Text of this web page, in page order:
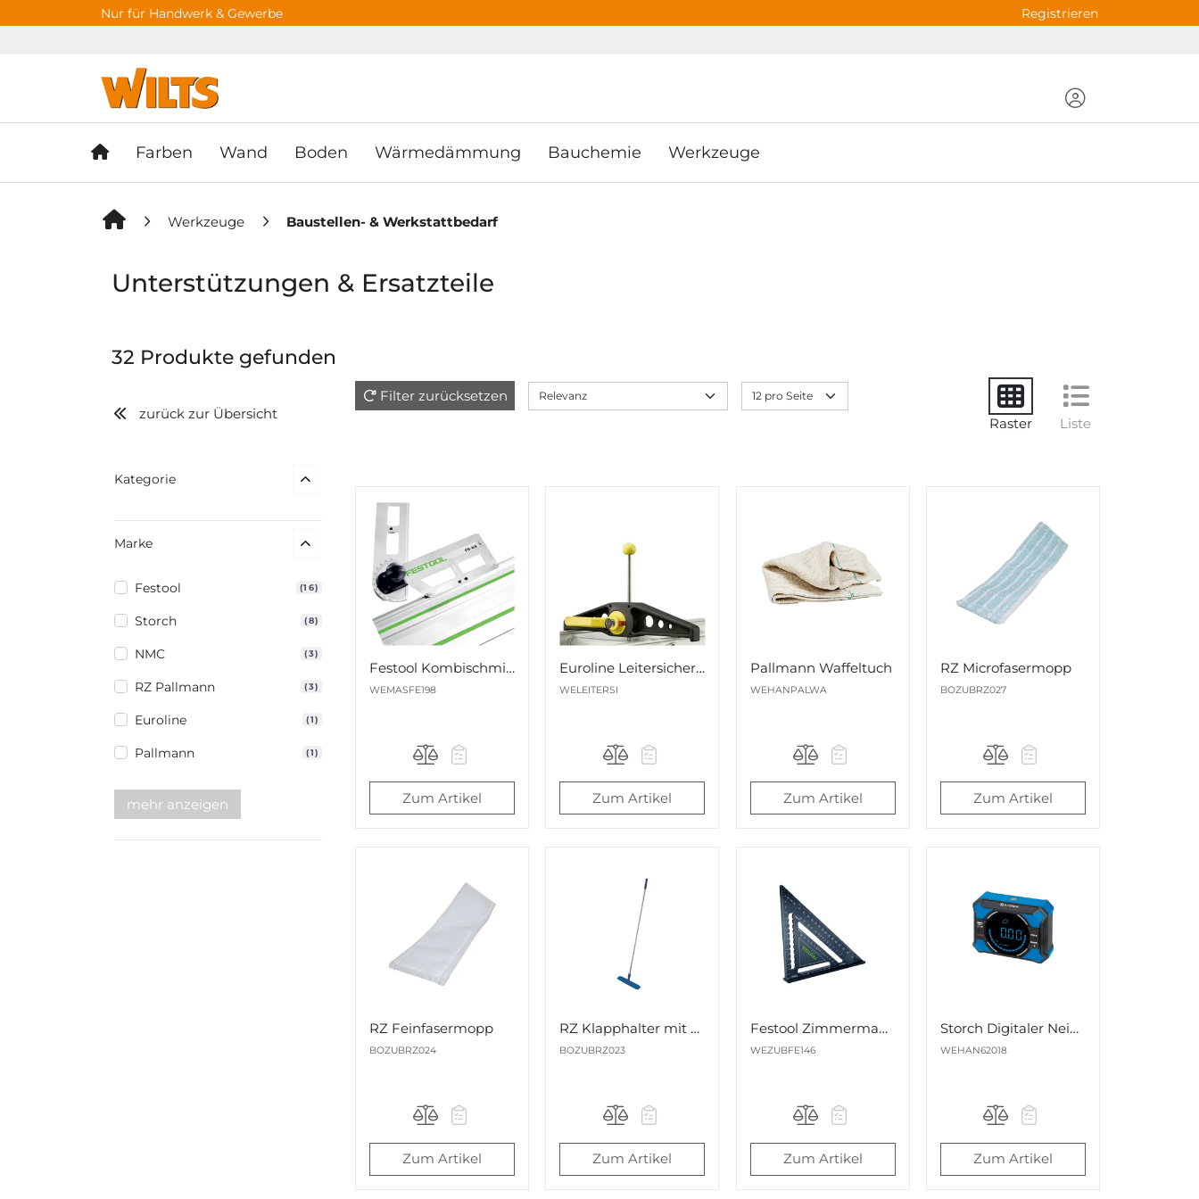
Springe zu Hauptinhalt Springe zum Header
Nur für Handwerk & Gewerbe Registrieren
Farben Wand Boden Wärmedämmung Bauchemie Werkzeuge
Werkzeuge Baustellen- & Werkstattbedarf
Unterstützungen & Ersatzteile
32 Produkte gefunden
zurück zur Übersicht
Kategorie
Marke
Festool (16)
Storch (8)
NMC (3)
RZ Pallmann (3)
Euroline (1)
Pallmann (1)
mehr anzeigen
Filter zurücksetzen
Raster
Liste
Festool Kombischmiege FS-KS für FS/2
WEMASFE198
Zum Artikel
Euroline Leitersicherung für Dachgepäckträger Nr. 4990019
WELEITERSI
Zum Artikel
Pallmann Waffeltuch
WEHANPALWA
Zum Artikel
RZ Microfasermopp
BOZUBRZ027
Zum Artikel
RZ Feinfasermopp
BOZUBRZ024
Zum Artikel
RZ Klapphalter mit Teleskop-Alustiel
BOZUBRZ023
Zum Artikel
Festool Zimmermannswinkel ZMW-FT1 180mm Nr. 578971
WEZUBFE146
Zum Artikel
Storch Digitaler Neigungsmesser Digibox 3,7 V 85,4x64,9x38mm Nr. 620180
WEHAN62018
Zum Artikel